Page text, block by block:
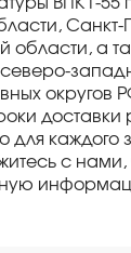
ВПК Г-55
Санкт-
области, а
северо-
округов
доставки
для каждого
с нами,